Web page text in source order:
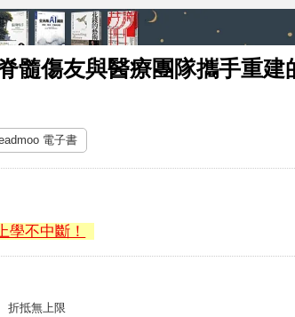
髓傷友與醫療團隊攜手重建
電子書
學不中斷！
折抵無上限